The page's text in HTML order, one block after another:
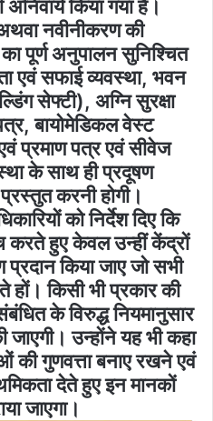
किया गया है।
नवीनीकरण की
पूर्ण अनुपालन सुनिश्चित
एवं सफाई व्यवस्था, भवन
सेफ्टी), अग्नि सुरक्षा
बायोमेडिकल वेस्ट
प्रमाण पत्र एवं सीवेज
के साथ ही प्रदूषण
करनी होगी।
को निर्देश दिए कि
हुए केवल उन्हीं केंद्रों
किया जाए जो सभी
हों। किसी भी प्रकार की
के विरुद्ध नियमानुसार
जाएगी। उन्होंने यह भी कहा
की गुणवत्ता बनाए रखने एवं
देते हुए इन मानकों
जाएगा।